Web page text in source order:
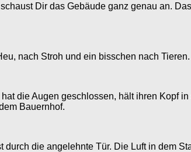
Dir das Gebäude ganz genau an.
nach Stroh und ein bisschen nach Tieren.
die Augen geschlossen, hält ihren Kopf
Bauernhof.
die angelehnte Tür. Die Luft in dem